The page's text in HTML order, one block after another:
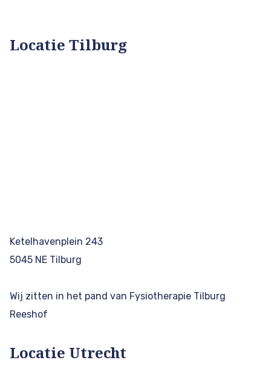
Locatie Tilburg
Ketelhavenplein 243
5045 NE Tilburg
Wij zitten in het pand van Fysiotherapie Tilburg
Reeshof
Locatie Utrecht